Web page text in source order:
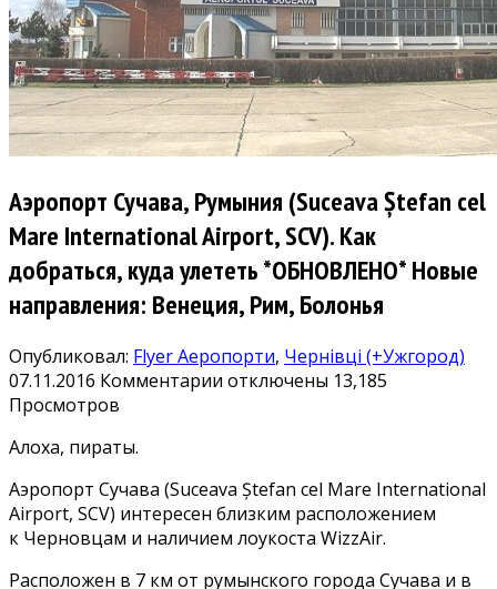
Аэропорт Сучава, Румыния (Suceava Ștefan cel
Mare International Airport, SCV). Как
добраться, куда улететь *ОБНОВЛЕНО* Новые
направления: Венеция, Рим, Болонья
Опубликовал: FlyerАеропорти, Чернівці (+Ужгород)
07.11.2016 Комментарии к
Румыния
(Suceava
Ștefan
cel
Mare
отключены 13,185
Просмотров
Алоха, пираты.
Аэропорт Сучава (Suceava Ștefan cel Mare International
Airport, SCV) интересен близким расположением
к Черновцам и наличием лоукоста WizzAir.
Расположен в 7 км от румынского города Сучава и в